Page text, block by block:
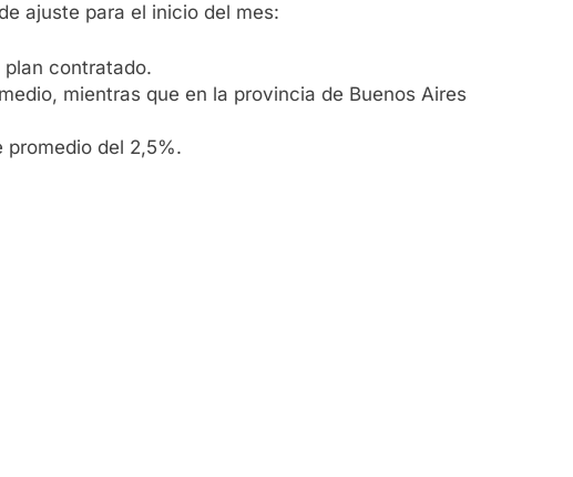
ajuste para el inicio del mes:
contratado.
mientras que en la provincia de Buenos Aires
del 2,5%.